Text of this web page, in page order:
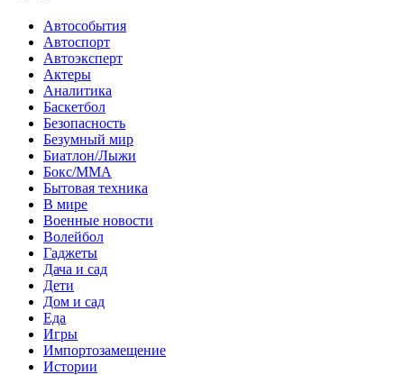
Автособытия
Автоспорт
Автоэксперт
Актеры
Аналитика
Баскетбол
Безопасность
Безумный мир
Биатлон/Лыжи
Бокс/MMA
Бытовая техника
В мире
Военные новости
Волейбол
Гаджеты
Дача и сад
Дети
Дом и сад
Еда
Игры
Импортозамещение
Истории